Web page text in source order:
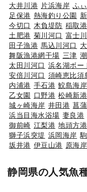
大井川港 片浜海岸 ふ
足保港 熱海釣り公園
今切口
木負堤防 稲取港
土肥港 菊川河口 富士
田子漁港 馬込川河口
舞阪漁港網干場 三津
太田川河口 浜名湖ボー
安倍川河口 須崎恵比須
内浦港 手石港 鮫島海岸
乙女園 口野港 松崎新港
城ヶ崎海岸 井田港 菖
浜当目海水浴場 妻良港
御前崎 江梨港 地頭方港
獅子浜突堤 浜岡海岸
坂井港 伊豆山港 原海岸
静岡県の人気魚